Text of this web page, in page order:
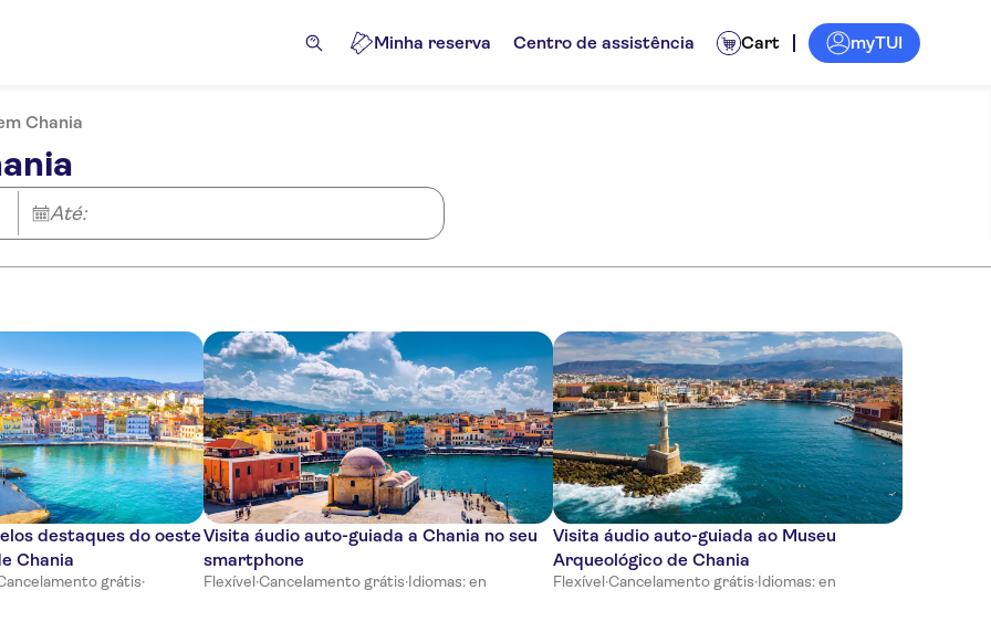
Minha reserva Centro de assistência Cart myTUI
Chania
Até:
destaques do oeste
Chania
grátis·
Visita áudio auto-guiada a Chania no seu
smartphone
Flexível·Cancelamento grátis·Idiomas: en
Visita áudio auto-guiada ao Museu
Arqueológico de Chania
Flexível·Cancelamento grátis·Idiomas: en